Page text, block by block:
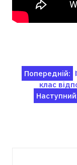
Навігація
записів
Попередній:
клас